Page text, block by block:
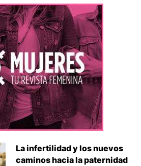
La infertilidad y los nuevos
caminos hacia la paternidad